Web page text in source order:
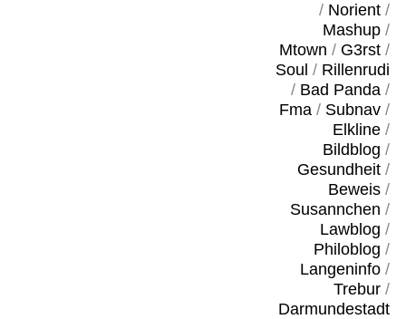
/ Norient/
Mashup/
Mtown / G3rst/
Soul / Rillenrudi
/ Bad Panda/
Fma/ Subnav/
Elkline/
Bildblog /
Gesundheit/
Beweis/
Susannchen /
Lawblog /
Philoblog /
Langeninfo/
Trebur/
Darmundestadt